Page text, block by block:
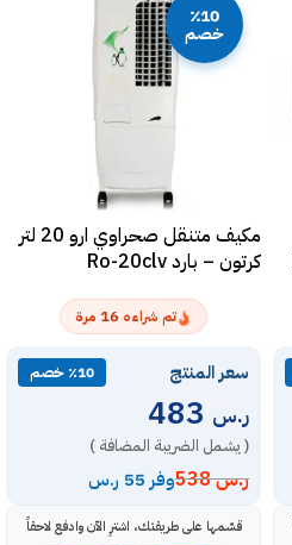
٪10
خصم
مكيف متنقل صحراوي ارو 20 لتر
كرتون – بارد Ro-20clv
تم شراءه 16 مرة
سعر المنتج ٪10 خصم
ر.س
( يشمل الضريبة المضافة )
ر.س538 وفر 55 ر.س
قسّمها على طريقتك، اشترِ الآن وادفع لاحقاً